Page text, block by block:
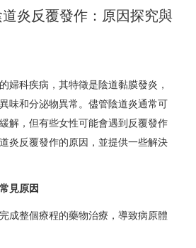
炎反覆發作：原因探究與
婦科疾病，其特徵是陰道黏膜發炎，
味和分泌物異常。儘管陰道炎通常可
解，但有些女性可能會遇到反覆發作
炎反覆發作的原因，並提供一些解決
見原因
成整個療程的藥物治療，導致病原體